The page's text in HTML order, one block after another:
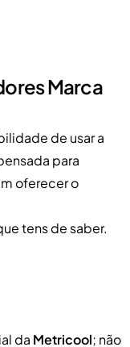
Marca
de usar a
para
oferecer o
tens de saber.
da Metricool; não